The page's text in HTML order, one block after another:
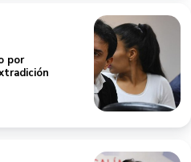
por